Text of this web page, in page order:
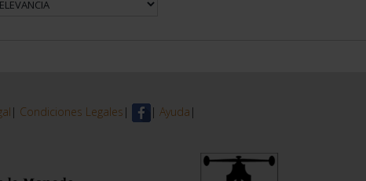
| Condiciones Legales | | Ayuda |